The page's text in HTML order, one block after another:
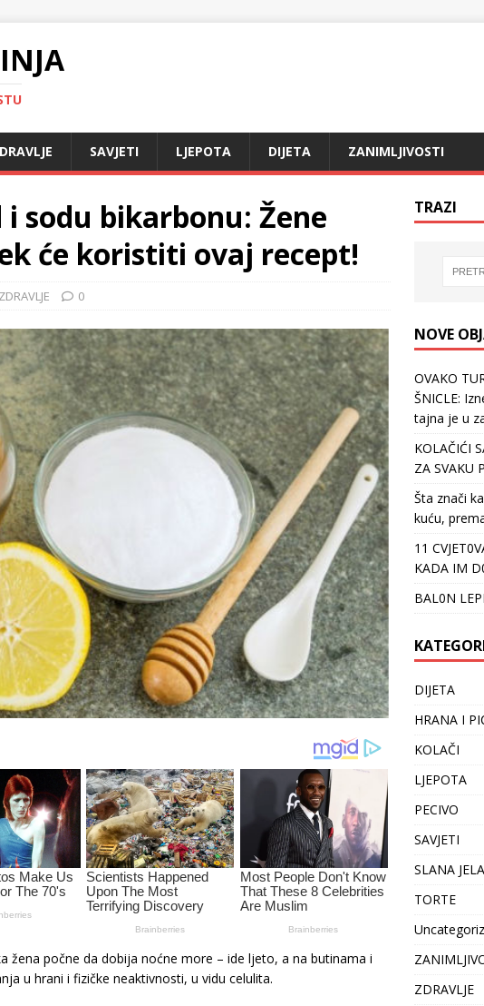
SAVJETI LJEPOTA DIJETA ZANIMLJIVOSTI
sodu bikarbonu: Žene
će koristiti ovaj recept!
ZDRAVLJE 0
žena počne da dobija noćne more – ide ljeto, a na butinama i
u hrani i fizičke neaktivnosti, u vidu celulita.
TRAZI
NOVE
OVAKO
ŠNICLE:
tajna je u
KOLAČIĆI
ZA SVAKU
Šta znači
kuću,
11
KADA IM
BAL0N
DIJETA
HRANA I
KOLAČI
LJEPOTA
PECIVO
SAVJETI
SLANA JELA
TORTE
ZDRAVLJE